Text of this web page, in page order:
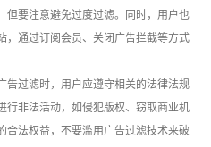
但要注意避免过度过滤。同时，用户也
，通过订阅会员、关闭广告拦截等方式
告过滤时，用户应遵守相关的法律法规
行非法活动，如侵犯版权、窃取商业机
合法权益，不要滥用广告过滤技术来破